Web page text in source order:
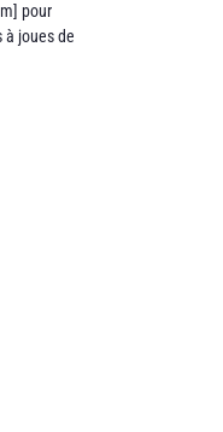
pour
à joues de